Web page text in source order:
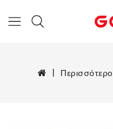
Περισσότερο